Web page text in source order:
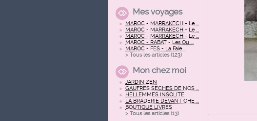
Mes voyages
MAROC - MARRAKECH - Le ...
MAROC - MARRAKECH - Le ...
MAROC - MARRAKECH - Le ...
MAROC - RABAT - Les Ou ...
MAROC - FES - La Faïe ...
> Tous les articles (123)
Mon chez moi
JARDIN ZEN
GAUFRES SECHES DE NOS ...
HELLEMMES INSOLITE
LA BRADERIE DEVANT CHE ...
BOUTIQUE LIVRES
> Tous les articles (13)